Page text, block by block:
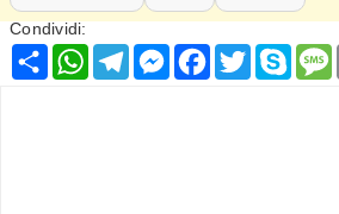
Condividi:
Condividi
WhatsApp
Telegram
Messenger
Facebook
Twitter